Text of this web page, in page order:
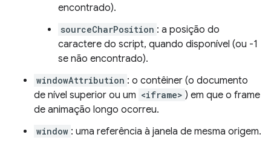
encontrado).
sourceCharPosition : a posição do
caractere do script, quando disponível (ou -1
se não encontrado).
windowAttribution : o contêiner (o documento
de nível superior ou um <iframe> ) em que o frame
de animação longo ocorreu.
window : uma referência à janela de mesma origem.